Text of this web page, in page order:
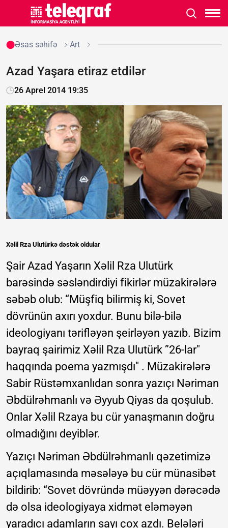
Əsas səhifə Art
Azad Yaşara etiraz etdilər
26 Aprel 2014 19:35
Xəlil Rza Ulutürkə dəstək oldular
Şair Azad Yaşarın Xəlil Rza Ulutürk
barəsində səsləndirdiyi fikirlər müzakirələrə
səbəb olub: “Müşfiq bilirmiş ki, Sovet
dövrünün axırı yoxdur. Bunu bilə-bilə
ideologiyanı tərifləyən şeirləyən yazıb. Bizim
bayraq şairimiz Xəlil Rza Ulutürk ”26-lar"
haqqında poema yazmışdı" . Müzakirələrə
Sabir Rüstəmxanlıdan sonra yazıçı Nəriman
Əbdülrəhmanlı və Əyyub Qiyas da qoşulub.
Onlar Xəlil Rzaya bu cür yanaşmanın doğru
olmadığını deyiblər.
Yazıçı Nəriman Əbdülrəhmanlı qəzetimizə
açıqlamasında məsələyə bu cür münasibət
bildirib: “Sovet dövründə müəyyən dərəcədə
də olsa ideologiyaya xidmət eləməyən
yaradıcı adamların sayı çox azdı. Belələri